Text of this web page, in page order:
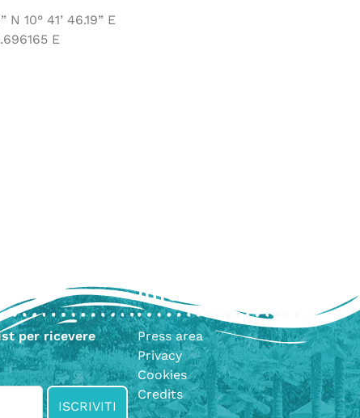
N 10° 41’ 46.19” E
E
per ricevere
Info
Press area
Privacy
Cookies
Credits